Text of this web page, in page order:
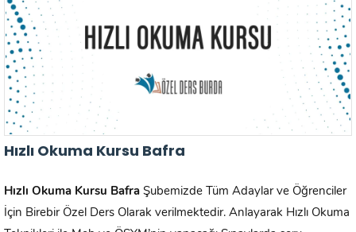
Hızlı Okuma Kursu Bafra
Hızlı Okuma Kursu Bafra Şubemizde Tüm Adaylar ve Öğrenciler
İçin Birebir Özel Ders Olarak verilmektedir. Anlayarak Hızlı Okuma